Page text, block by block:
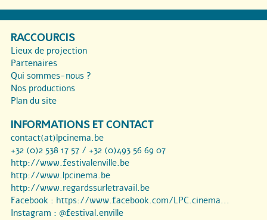
RACCOURCIS
Lieux de projection
Partenaires
Qui sommes-nous ?
Nos productions
Plan du site
INFORMATIONS ET CONTACT
contact(at)lpcinema.be
+32 (0)2 538 17 57 / +32 (0)493 56 69 07
http://www.festivalenville.be
http://www.lpcinema.be
http://www.regardssurletravail.be
Facebook : https://www.facebook.com/LPC.cinema...
Instagram : @festival.enville